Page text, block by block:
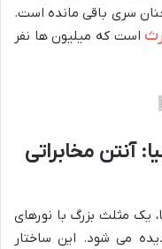
سری باقی مانده است.
است که میلیون ها نفر
آنتن مخابراتی
یک مثلث بزرگ با نورهای
می شود. این ساختار